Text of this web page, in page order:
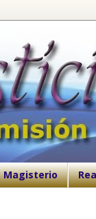
Magisterio